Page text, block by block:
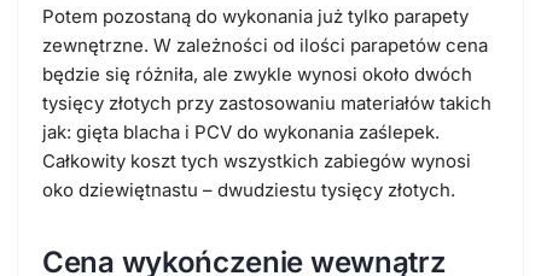
Potem pozostaną do wykonania już tylko parapety
zewnętrzne. W zależności od ilości parapetów cena
będzie się różniła, ale zwykle wynosi około dwóch
tysięcy złotych przy zastosowaniu materiałów takich
jak: gięta blacha i PCV do wykonania zaślepek.
Całkowity koszt tych wszystkich zabiegów wynosi
oko dziewiętnastu – dwudziestu tysięcy złotych.
Cena wykończenie wewnątrz